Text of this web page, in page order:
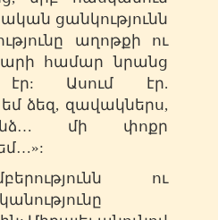
ցանկությունն
աղոթքի ու
համար նրանց
էր: Ասում էր.
եմ ձեզ, զավակներս,
մի փոքր
ու